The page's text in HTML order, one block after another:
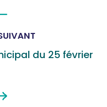
du 25 février